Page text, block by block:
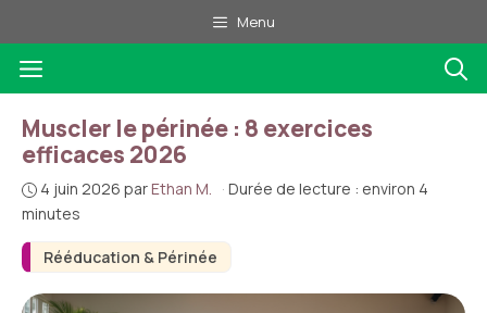
au
contenu
Menu
Menu
Rééducation & Périnée
Muscler le périnée : 8 exercices
efficaces 2026
4 juin 2026 parEthan M. · Durée de lecture : environ 4
minutes